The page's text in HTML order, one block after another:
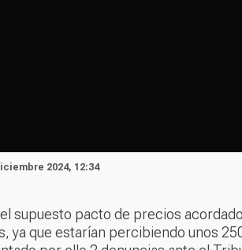
2024, 12:34
supuesto pacto de precios
ya que estarían percibiendo unos